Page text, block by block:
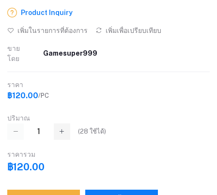
Product Inquiry
เพิ่มในรายการที่ต้องการ เพิ่มเพื่อเปรียบเทียบ
ขาย
โดย
Gamesuper999
ราคา
฿120.00/PC
ปริมาณ
(28 ใช้ได้)
ราคารวม
฿120.00